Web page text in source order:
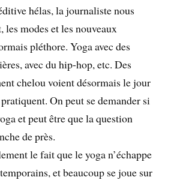
hélas, la journaliste nous
les modes et les nouveaux
pléthore. Yoga avec des
avec du hip-hop, etc. Des
chelou voient désormais le jour
On peut se demander si
et peut être que la question
de près.
le fait que le yoga n’échappe
et beaucoup se joue sur